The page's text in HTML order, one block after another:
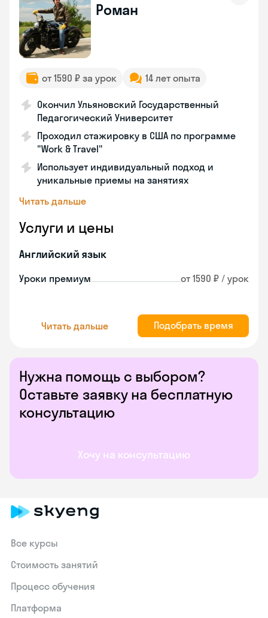
Нужна помощь с выбором?
Оставьте заявку на бесплатную
консультацию
Хочу на консультацию
Роман
от 1590 ₽ за урок 14 лет опыта
Окончил Ульяновский Государственный
Педагогический Университет
Проходил стажировку в США по программе
"Work & Travel"
Использует индивидуальный подход и
уникальные приемы на занятиях
Читать дальше
Услуги и цены
Английский язык
Уроки премиум от 1590 ₽ / урок
Читать дальше Подобрать время
Все курсы
Стоимость занятий
Процесс обучения
Платформа